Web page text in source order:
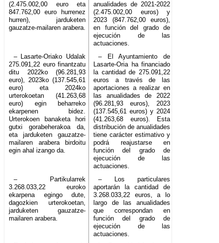
(2.475.002,00 euro eta
847.762,00 euro hurrenez
hurren), jarduketen
gauzatze-mailaren arabera.
anualidades de 2021-2022
(2.475.002,00 euros) y
2023 (847.762,00 euros),
en función del grado de
ejecución de las
actuaciones.
– Lasarte-Oriako Udalak
275.091,22 euro finantzatu
ditu 2022ko (96.281,93
euro), 2023ko (137.545,61
euro) eta 2024ko
urterokoetan (41.263,68
euro) egin beharreko
ekarpenen bidez.
Urterokoen banaketa hori
gutxi gorabeherakoa da,
eta jarduketen gauzatze-
mailaren arabera birdoitu
egin ahal izango da.
– El Ayuntamiento de
Lasarte-Oria ha financiado
la cantidad de 275.091,22
euros a través de las
aportaciones a realizar en
las anualidades de 2022
(96.281,93 euros), 2023
(137.545,61 euros) y 2024
(41.263,68 euros). Esta
distribución de anualidades
tiene carácter estimativo y
podrá reajustarse en
función del grado de
ejecución de las
actuaciones.
– Partikularrek
3.268.033,22 euroko
ekarpena egingo dute,
dagozkien urterokoetan,
jarduketen gauzatze-
mailaren arabera.
– Los particulares
aportarán la cantidad de
3.268.033,22 euros, a lo
largo de las anualidades
que correspondan en
función del grado de
ejecución de las
actuaciones.